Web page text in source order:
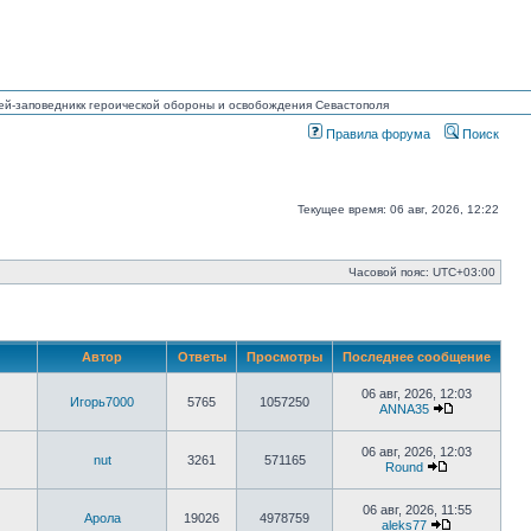
заповедникк героической обороны и освобождения Севастополя
Правила форума Поиск
Текущее время: 06 авг, 2026, 12:22
Часовой пояс: UTC+03:00
Автор Ответы Просмотры Последнее сообщение
Игорь7000 5765 1057250
06 авг, 2026, 12:03
ANNA35
к
последнему
nut 3261 571165
06 авг, 2026, 12:03
Round
к
последнему
сообщению
Арола 19026 4978759
06 авг, 2026, 11:55
aleks77